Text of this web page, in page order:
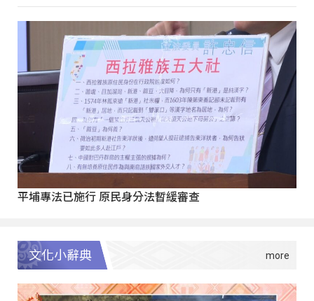
平埔專法已施行 原民身分法暫緩審查
文化小辭典